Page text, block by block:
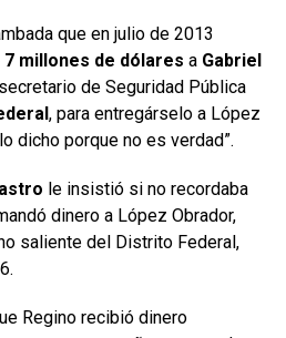
que en julio de 2013
7 millones de dólares a Gabriel
de Seguridad Pública
, para entregárselo a López
dicho porque no es verdad”.
le insistió si no recordaba
dinero a López Obrador,
saliente del Distrito Federal,
Regino recibió dinero